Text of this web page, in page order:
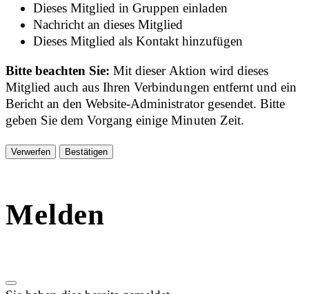
Dieses Mitglied in Gruppen einladen
Nachricht an dieses Mitglied
Dieses Mitglied als Kontakt hinzufügen
Bitte beachten Sie:Mit dieser Aktion wird dieses
Mitglied auch aus Ihren Verbindungen entfernt und ein
Bericht an den Website-Administrator gesendet. Bitte
geben Sie dem Vorgang einige Minuten Zeit.
Bestätigen
Melden